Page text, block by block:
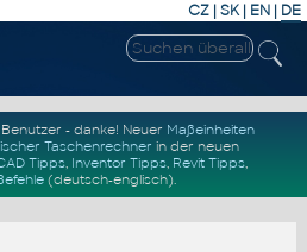
CZ | SK| EN | DE
- danke! Neuer Maßeinheiten
Taschenrechner in der neuen
Tipps, Inventor Tipps, Revit Tipps,
(deutsch-englisch).